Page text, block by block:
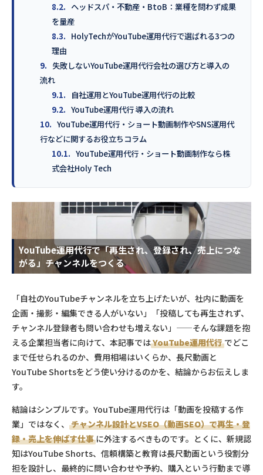
8.2. ヘッドスパ・不動産・BtoB：業種を問わず成果
を量産
8.3. HolyTechがYouTube運用代行で選ばれる3つの
理由
9. 失敗しないYouTube運用代行会社の選び方と導入の
流れ
9.1.
自社運用とYouTube運用代行の比較
9.2. YouTube運用代行 導入の流れ
10. YouTube運用代行・ショート動画制作やSNS運用代
行などに関するお役立ちコラム
10.1. YouTube運用代行・ショート動画制作なら株
式会社Holy Tech
YouTube運用代行で「再生され、登録され、売上につな
がる」チャンネルをつくる
「自社のYouTubeチャンネルを立ち上げたいが、社内に動画を
企画・撮影・編集できる人がいない」「投稿しても再生されず、
チャンネル登録者も問い合わせも増えない」——そんな課題を抱
える企業担当者に向けて、本記事ではYouTube運用代行 でどこ
まで任せられるのか、費用相場はいくらか、長尺動画と
YouTube Shortsをどう使い分けるのかを、結論からお伝えしま
す。
結論はシンプルです。YouTube運用代行は「動画を投稿する作
業」ではなく、 チャンネル設計とVSEO（動画SEO）で再生・登
録・売上を伸ばす仕事 に外注するべきものです。とくに、新規認
知はYouTube Shorts、信頼構築と教育は長尺動画という役割分
担を設計し、最終的に問い合わせや予約、購入という行動まで導